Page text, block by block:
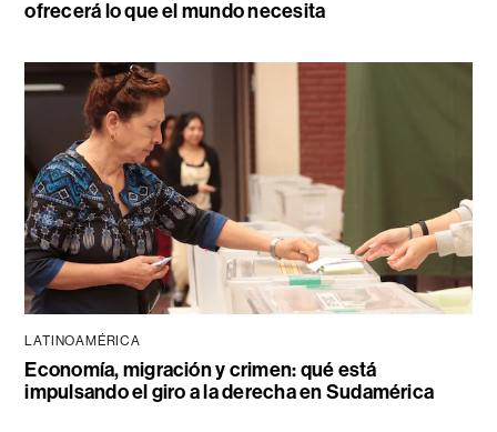
ofrecerá lo que el mundo necesita
LATINOAMÉRICA
Economía, migración y crimen: qué está
impulsando el giro a la derecha en Sudamérica